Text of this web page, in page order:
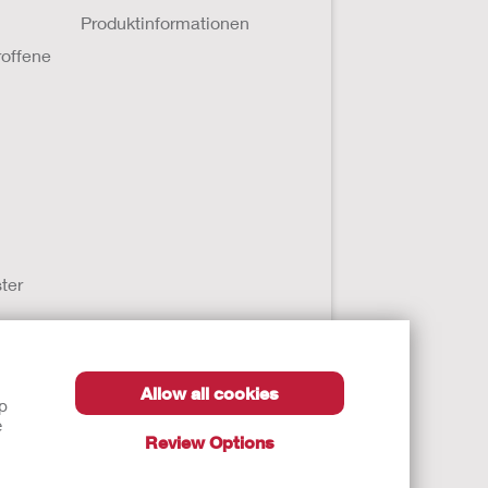
Allow all cookies
Review Options
Produktinformationen
Arztes oder anderer medizinischer